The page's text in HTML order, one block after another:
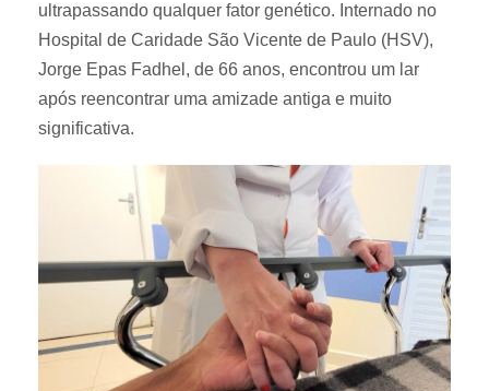
ultrapassando qualquer fator genético. Internado no
Hospital de Caridade São Vicente de Paulo (HSV),
Jorge Epas Fadhel, de 66 anos, encontrou um lar
após reencontrar uma amizade antiga e muito
significativa.